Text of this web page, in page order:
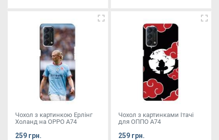
Чохол з картинкою Ерлінг
Холанд на OPPO A74
259 грн.
Чохол з картинками Ітачі
для ОППО А74
259 грн.